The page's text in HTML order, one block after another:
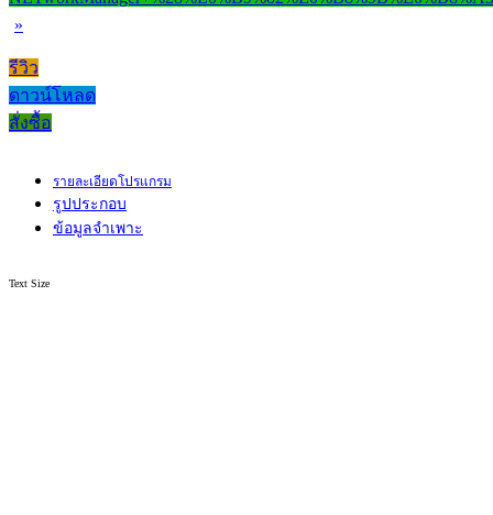
»
รีวิว
ดาวน์โหลด
สั่งซื้อ
รายละเอียดโปรแกรม
รูปประกอบ
ข้อมูลจำเพาะ
Text Size